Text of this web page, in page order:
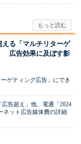
える「マルチリターゲ
広告効果に及ぼす影
ゲティング広告」にでき
広告超え」他、電通「2024
ネット広告媒体費の詳細